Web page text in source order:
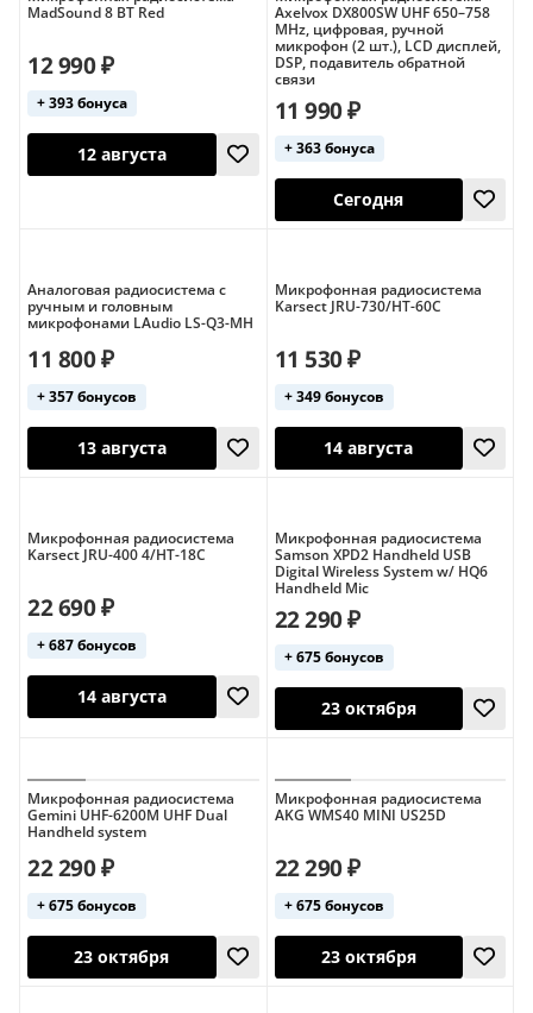
14 августа
MadSound 8 BT Red
12 990 ₽
+ 393 бонуса
12 августа
Axelvox DX800SW UHF 650–758
MHz, цифровая, ручной
микрофон (2 шт.), LCD дисплей,
DSP, подавитель обратной
связи
11 990 ₽
+ 363 бонуса
Аналоговая радиосистема с
ручным и головным
микрофонами LAudio LS-Q3-MH
11 800 ₽
+ 357 бонусов
13 августа
Микрофонная радиосистема
Karsect JRU-730/HT-60C
11 530 ₽
+ 349 бонусов
14 августа
Микрофонная радиосистема
Karsect JRU-400 4/HT-18C
22 690 ₽
+ 687 бонусов
Микрофонная радиосистема
Samson XPD2 Handheld USB
Digital Wireless System w/ HQ6
Handheld Mic
22 290 ₽
+ 675 бонусов
Микрофонная радиосистема
Gemini UHF-6200M UHF Dual
Handheld system
22 290 ₽
+ 675 бонусов
Микрофонная радиосистема
AKG WMS40 MINI US25D
22 290 ₽
+ 675 бонусов